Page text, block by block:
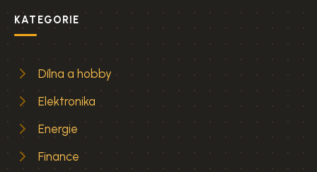
KATEGORIE
Dílna a hobby
Elektronika
Energie
Finance